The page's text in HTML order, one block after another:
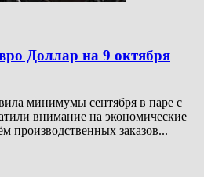
Доллар на 9 октября
минимумы сентября в паре с
внимание на экономические
производственных заказов...